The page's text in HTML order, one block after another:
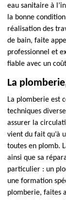
eau sanitaire à
la bonne
réalisation des
de bain, faite
professionnel et
fiable avec un
La
La plomberie est
techniques
assurer la
vient du fait qu’à
toutes en plomb.
ainsi que sa
particulier : un
une formation
plomberie, faites